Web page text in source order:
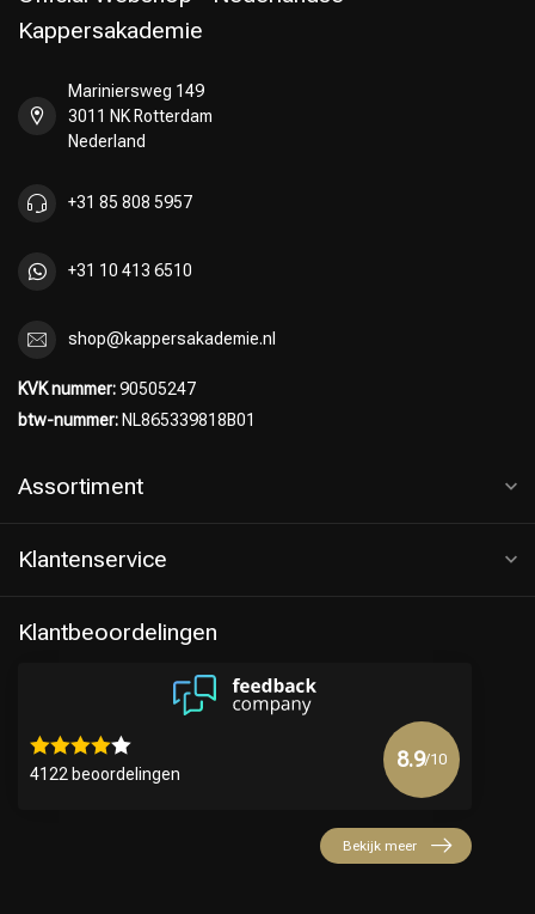
Omvorming
Keuze van onze Kappers
Kappersakademie
Mariniersweg 149
3011 NK Rotterdam
Nederland
+31 85 808 5957
+31 10 413 6510
shop@kappersakademie.nl
KVK nummer:90505247
btw-nummer: NL865339818B01
Assortiment
Klantenservice
Klantbeoordelingen
4122 beoordelingen
8.9/10
Bekijk meer